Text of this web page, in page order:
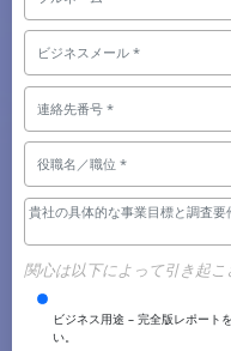
関心は以下によって引き起こ
ビジネス用途 – 完全版レポート
い。